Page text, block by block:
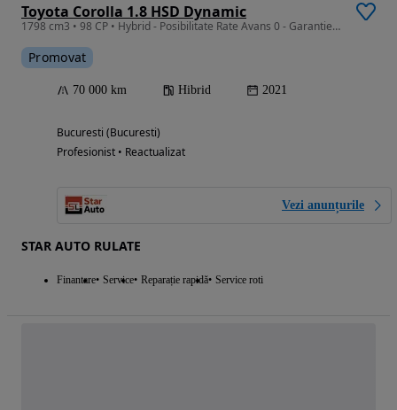
Toyota Corolla 1.8 HSD Dynamic
1798 cm3 • 98 CP • Hybrid - Posibilitate Rate Avans 0 - Garantie 12 Luni - IMPECABILA
Promovat
70 000 km Hibrid 2021
Bucuresti (Bucuresti)
Profesionist • Reactualizat
Vezi anunțurile
STAR AUTO RULATE
Finantare Service Reparație rapidă Service roti